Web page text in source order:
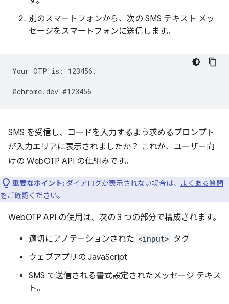
別のスマートフォンから、次の SMS テキスト メッ
セージをスマートフォンに送信します。
Your OTP is: 123456.
SMS を受信し、コードを入力するよう求めるプロンプト
が入力エリアに表示されましたか？ これが、ユーザー向
けの WebOTP API の仕組みです。
重要なポイント: ダイアログが表示されない場合は、
よくある質問
をご確認ください。
WebOTP API の使用は、次の 3 つの部分で構成されます。
適切にアノテーションされた <input> タグ
ウェブアプリの JavaScript
SMS で送信される書式設定されたメッセージ テキス
ト。